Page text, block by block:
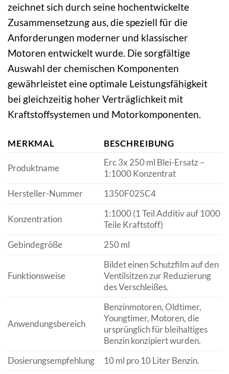
zeichnet sich durch seine hochentwickelte
Zusammensetzung aus, die speziell für die
Anforderungen moderner und klassischer
Motoren entwickelt wurde. Die sorgfältige
Auswahl der chemischen Komponenten
gewährleistet eine optimale Leistungsfähigkeit
bei gleichzeitig hoher Verträglichkeit mit
Kraftstoffsystemen und Motorkomponenten.
MERKMAL BESCHREIBUNG
Produktname
Erc 3x 250 ml Blei-Ersatz –
1:1000 Konzentrat
Hersteller-Nummer
1350F025C4
Konzentration
1:1000 (1 Teil Additiv auf 1000
Teile Kraftstoff)
Gebindegröße
250 ml
Funktionsweise
Bildet einen Schutzfilm auf den
Ventilsitzen zur Reduzierung
des Verschleißes.
Anwendungsbereich
Benzinmotoren, Oldtimer,
Youngtimer, Motoren, die
ursprünglich für bleihaltiges
Benzin konzipiert wurden.
Dosierungsempfehlung
10 ml pro 10 Liter Benzin.